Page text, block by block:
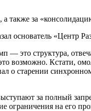
а также за
основатель «Центр
— это структура,
возможно. Кстати,
о старении
за полный
ограничения на его